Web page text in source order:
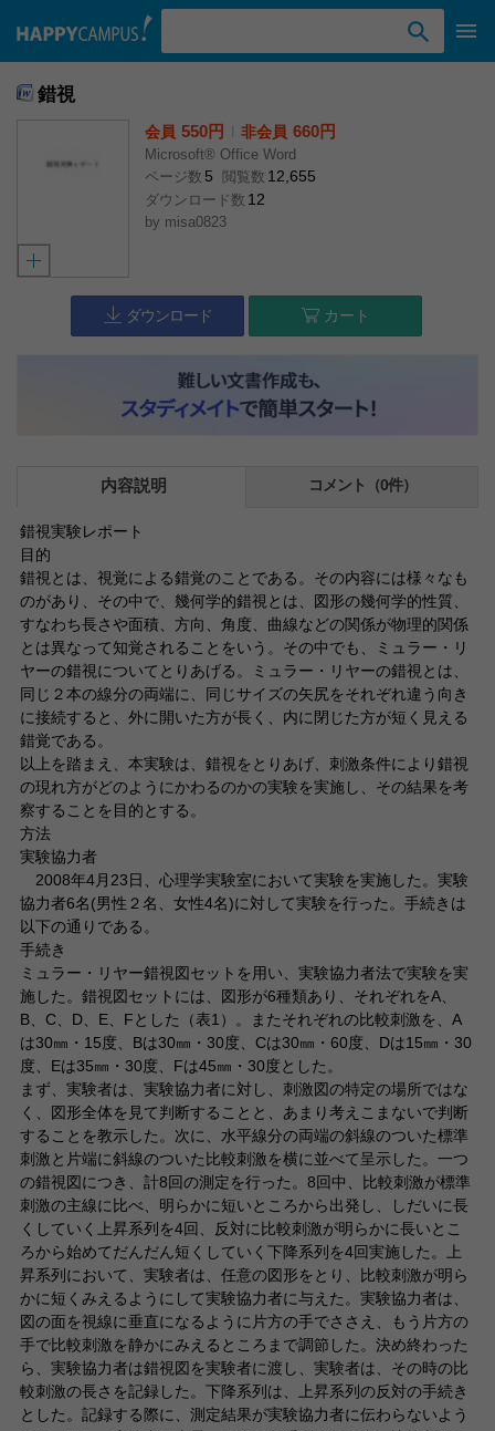
錯視
会員 550円 非会員 660円
Microsoft® Office Word
ページ数 5 閲覧数 12,655
ダウンロード数 12
by misa0823
ダウンロード カート
内容説明 コメント（0件）
錯視実験レポート
目的
錯視とは、視覚による錯覚のことである。その内容には様々なも
のがあり、その中で、幾何学的錯視とは、図形の幾何学的性質、
すなわち長さや面積、方向、角度、曲線などの関係が物理的関係
とは異なって知覚されることをいう。その中でも、ミュラー・リ
ヤーの錯視についてとりあげる。ミュラー・リヤーの錯視とは、
同じ２本の線分の両端に、同じサイズの矢尻をそれぞれ違う向き
に接続すると、外に開いた方が長く、内に閉じた方が短く見える
錯覚である。
以上を踏まえ、本実験は、錯視をとりあげ、刺激条件により錯視
の現れ方がどのようにかわるのかの実験を実施し、その結果を考
察することを目的とする。
方法
実験協力者
2008年4月23日、心理学実験室において実験を実施した。実験
協力者6名(男性２名、女性4名)に対して実験を行った。手続きは
以下の通りである。
手続き
ミュラー・リヤー錯視図セットを用い、実験協力者法で実験を実
施した。錯視図セットには、図形が6種類あり、それぞれをA、
B、C、D、E、Fとした（表1）。またそれぞれの比較刺激を、A
は30㎜・15度、Bは30㎜・30度、Cは30㎜・60度、Dは15㎜・30
度、Eは35㎜・30度、Fは45㎜・30度とした。
まず、実験者は、実験協力者に対し、刺激図の特定の場所ではな
く、図形全体を見て判断することと、あまり考えこまないで判断
することを教示した。次に、水平線分の両端の斜線のついた標準
刺激と片端に斜線のついた比較刺激を横に並べて呈示した。一つ
の錯視図につき、計8回の測定を行った。8回中、比較刺激が標準
刺激の主線に比べ、明らかに短いところから出発し、しだいに長
くしていく上昇系列を4回、反対に比較刺激が明らかに長いとこ
ろから始めてだんだん短くしていく下降系列を4回実施した。上
昇系列において、実験者は、任意の図形をとり、比較刺激が明ら
かに短くみえるようにして実験協力者に与えた。実験協力者は、
図の面を視線に垂直になるように片方の手でささえ、もう片方の
手で比較刺激を静かにみえるところまで調節した。決め終わった
ら、実験協力者は錯視図を実験者に渡し、実験者は、その時の比
較刺激の長さを記録した。下降系列は、上昇系列の反対の手続き
とした。記録する際に、測定結果が実験協力者に伝わらないよう